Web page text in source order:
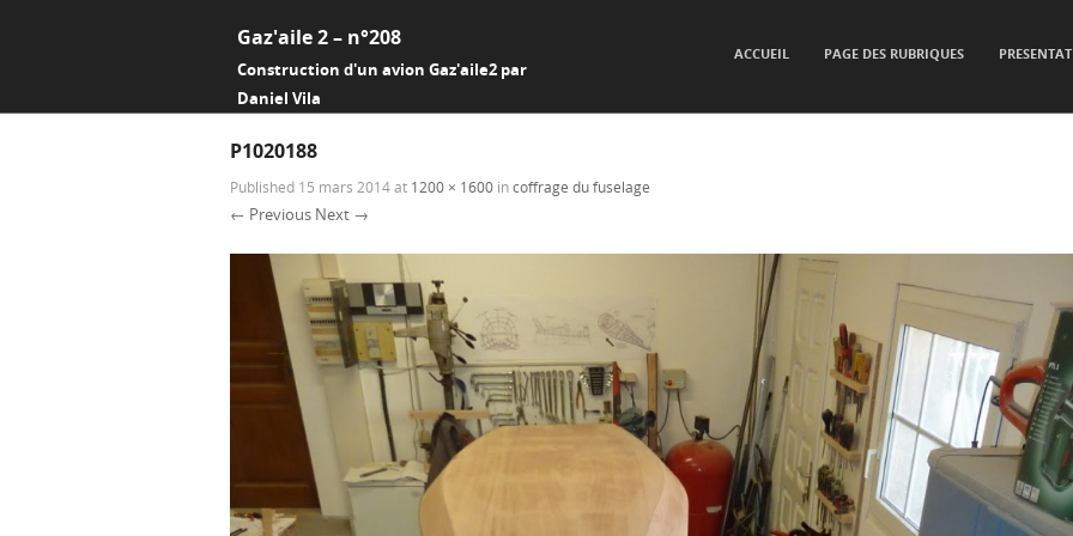
Gaz'aile 2 – n°208
Construction d'un avion Gaz'aile2 par
Daniel Vila
ACCUEIL PAGE DES RUBRIQUES
P1020188
Published 15 mars 2014at 1200 × 1600 incoffrage du fuselage
← Previous Next →